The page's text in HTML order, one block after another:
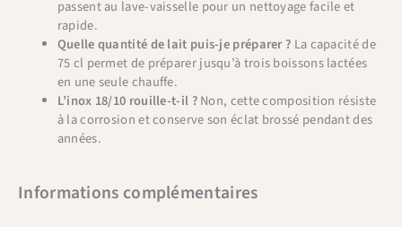
passent au lave-vaisselle pour un nettoyage facile et
rapide.
Quelle quantité de lait puis-je préparer ? La capacité de
75 cl permet de préparer jusqu’à trois boissons lactées
en une seule chauffe.
L’inox 18/10 rouille-t-il ?Non, cette composition résiste
à la corrosion et conserve son éclat brossé pendant des
années.
Informations complémentaires